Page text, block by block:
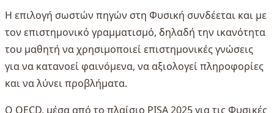
Η επιλογή σωστών πηγών στη Φυσική συνδέεται και με
τον επιστημονικό γραμματισμό, δηλαδή την ικανότητα
του μαθητή να χρησιμοποιεί επιστημονικές γνώσεις
για να κατανοεί φαινόμενα, να αξιολογεί πληροφορίες
και να λύνει προβλήματα.
Ο OECD, μέσα από το πλαίσιο PISA 2025 για τις Φυσικές